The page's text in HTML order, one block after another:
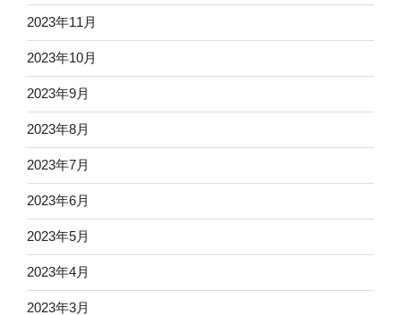
2023年11月
2023年10月
2023年9月
2023年8月
2023年7月
2023年6月
2023年5月
2023年4月
2023年3月